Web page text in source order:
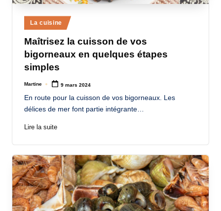
M
a
m
a
Posted
in
La cuisine
Maîtrisez la cuisson de vos
bigorneaux en quelques étapes
simples
Posted
Martine 9 mars 2024
En route pour la cuisson de vos bigorneaux. Les
délices de mer font partie intégrante…
Lire la suite